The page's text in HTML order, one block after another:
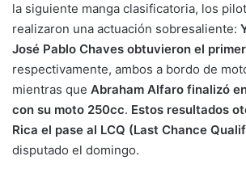
la siguiente manga clasificatoria, los
realizaron una actuación sobresaliente:
José Pablo Chaves obtuvieron el
respectivamente, ambos a bordo de
mientras que Abraham Alfaro finalizó
con su moto 250cc. Estos resultados
Rica el pase al LCQ (Last Chance
disputado el domingo.